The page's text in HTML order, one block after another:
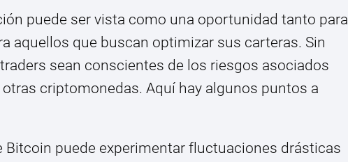
puede ser vista como una oportunidad tanto para
aquellos que buscan optimizar sus carteras. Sin
sean conscientes de los riesgos asociados
criptomonedas. Aquí hay algunos puntos a
Bitcoin puede experimentar fluctuaciones drásticas